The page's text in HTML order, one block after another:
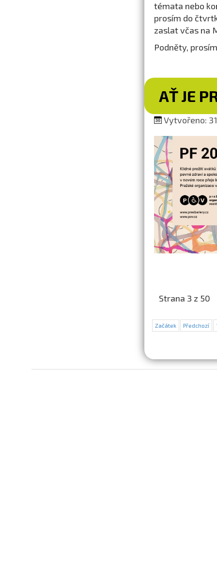
témata nebo
prosím do
zaslat včas na
Podněty,
AŤ JE
Vytvořeno:
Strana 3 z 50
Začátek Předchozí